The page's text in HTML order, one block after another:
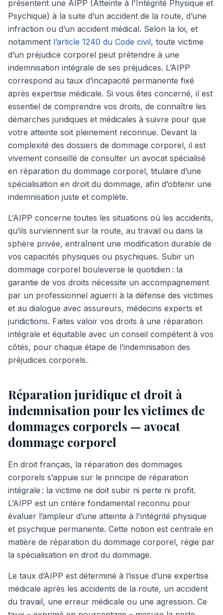
présentent une AIPP (Atteinte à l'Intégrité Physique et
Psychique) à la suite d’un accident de la route, d’une
infraction ou d’un accident médical. Selon la loi, et
notamment l’article 1240 du Code civil, toute victime
d’un préjudice corporel peut prétendre à une
indemnisation intégrale de ses préjudices. L’AIPP
correspond au taux d’incapacité permanente fixé
après expertise médicale. Si vous êtes concerné, il est
essentiel de comprendre vos droits, de connaître les
démarches juridiques et médicales à suivre pour que
votre atteinte soit pleinement reconnue. Devant la
complexité des dossiers de dommage corporel, il est
vivement conseillé de consulter un avocat spécialisé
en réparation du dommage corporel, titulaire d’une
spécialisation en droit du dommage, afin d’obtenir une
indemnisation juste et complète.
L’AIPP concerne toutes les situations où les accidents,
qu’ils surviennent sur la route, au travail ou dans la
sphère privée, entraînent une modification durable de
vos capacités physiques ou psychiques. Subir un
dommage corporel bouleverse le quotidien : la
garantie de vos droits nécessite un accompagnement
par un professionnel aguerri à la défense des victimes
et au dialogue avec assureurs, médecins experts et
juridictions. Faites valoir vos droits à une réparation
intégrale et équitable avec un conseil compétent à vos
côtés, pour chaque étape de l’indemnisation des
préjudices corporels.
Réparation juridique et droit à
indemnisation pour les victimes de
dommages corporels — avocat
dommage corporel
En droit français, la réparation des dommages
corporels s’appuie sur le principe de réparation
intégrale : la victime ne doit subir ni perte ni profit.
L’AIPP est un critère fondamental reconnu pour
évaluer l’ampleur d’une atteinte à l'intégrité physique
et psychique permanente. Cette notion est centrale en
matière de réparation du dommage corporel, régie par
la spécialisation en droit du dommage.
Le taux d’AIPP est déterminé à l’issue d’une expertise
médicale après les accidents de la route, un accident
du travail, une erreur médicale ou une agression. Ce